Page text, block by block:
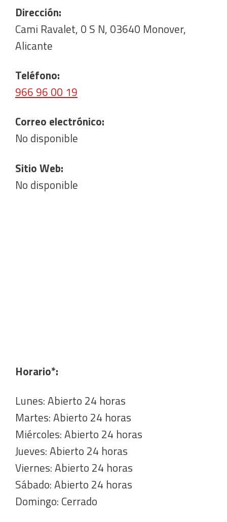
Dirección:
Cami Ravalet, 0 S N, 03640 Monover,
Alicante
Teléfono:
966 96 00 19
Correo electrónico:
No disponible
Sitio Web:
No disponible
Horario*:
Lunes: Abierto 24 horas
Martes: Abierto 24 horas
Miércoles: Abierto 24 horas
Jueves: Abierto 24 horas
Viernes: Abierto 24 horas
Sábado: Abierto 24 horas
Domingo: Cerrado